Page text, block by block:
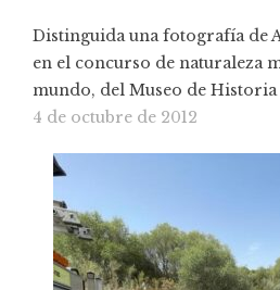
Distinguida una fotografía de
en el concurso de naturaleza
mundo, del Museo de
4 de octubre de 2012